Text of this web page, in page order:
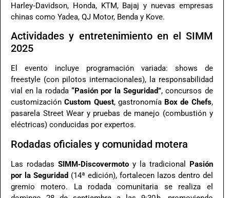
Harley‑Davidson, Honda, KTM, Bajaj y nuevas empresas
chinas como Yadea, QJ Motor, Benda y Kove.
Actividades y entretenimiento en el SIMM
2025
El evento incluye programación variada: shows de
freestyle (con pilotos internacionales), la responsabilidad
vial en la rodada “Pasión por la Seguridad”, concursos de
customizaciónCustom Quest, gastronomía Box de Chefs,
pasarela Street Wear y pruebas de manejo (combustión y
eléctricas) conducidas por expertos.
Rodadas oficiales y comunidad motera
Las rodadas SIMM‑Discovermotoy la tradicional Pasión
por la Seguridad (14ª edición), fortalecen lazos dentro del
gremio motero. La rodada comunitaria se realiza el